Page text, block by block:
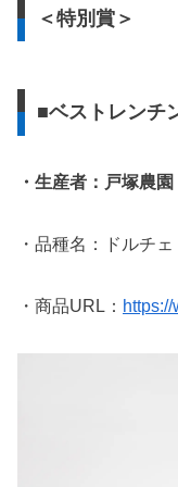
＜特別賞＞
■ベストレンチ
・生産者：戸塚農
・品種名：ドルチ
・商品URL：